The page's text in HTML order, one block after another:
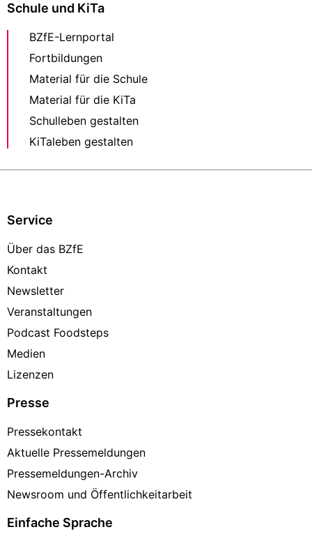
Schule und KiTa
BZfE-Lernportal
Fortbildungen
Material für die Schule
Material für die KiTa
Schulleben gestalten
KiTaleben gestalten
Service
Über das BZfE
Kontakt
Newsletter
Veranstaltungen
Podcast Foodsteps
Medien
Lizenzen
Presse
Pressekontakt
Aktuelle Pressemeldungen
Pressemeldungen-Archiv
Newsroom und Öffentlichkeitarbeit
Einfache Sprache